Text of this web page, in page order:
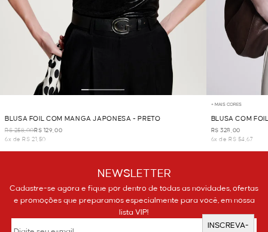
BLUSA FOIL COM MANGA JAPONESA - PRETO
R$ 258,00R$ 129,00
6x de R$ 21,50
+ MAIS CORES
BLUSA COM
R$ 328,00
6x de R$ 54,67
NEWSLETTER
Cadastre-se agora e fique por dentro de todas as novidades, ofertas
e promoções que preparamos especialmente para você, em nossa
lista VIP!
INSCREVA-